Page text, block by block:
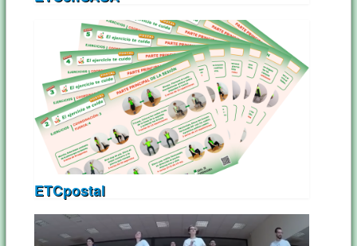
ETCpostal